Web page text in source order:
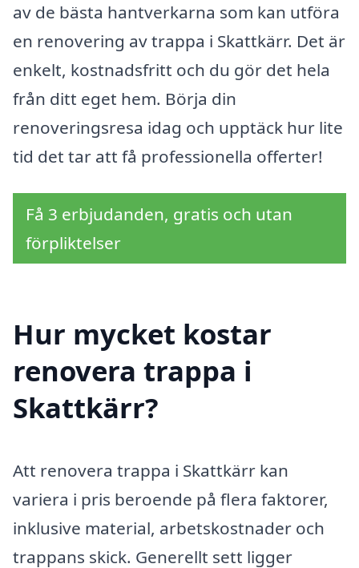
av de bästa hantverkarna som kan utföra
en renovering av trappa i Skattkärr. Det är
enkelt, kostnadsfritt och du gör det hela
från ditt eget hem. Börja din
renoveringsresa idag och upptäck hur lite
tid det tar att få professionella offerter!
Få 3 erbjudanden, gratis och utan
förpliktelser
Hur mycket kostar
renovera trappa i
Skattkärr?
Att renovera trappa i Skattkärr kan
variera i pris beroende på flera faktorer,
inklusive material, arbetskostnader och
trappans skick. Generellt sett ligger